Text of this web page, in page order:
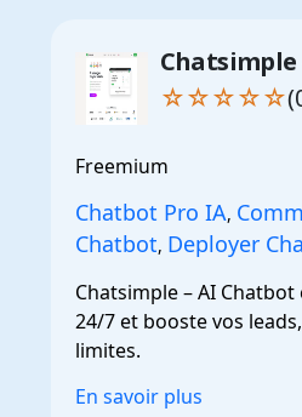
Chatsimple
☆☆☆☆☆
Freemium
Chatbot Pro IA,
Chatbot, Deployer
Chatsimple – AI
24/7 et booste vos
limites.
En savoir plus